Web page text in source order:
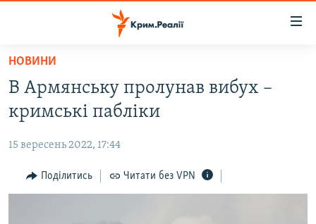
Перейти
основного
матеріалу
Перейти
до
навігації
Перейти
ВОДА.КРИМ
ВІДЕО ТА ФОТО
ПОЛІТИКА
БЛОГИ
НОВИНИ
В Армянську пролунав вибух –
кримські пабліки
15 вересень 2022, 17:44
Поділитись Читати без VPN